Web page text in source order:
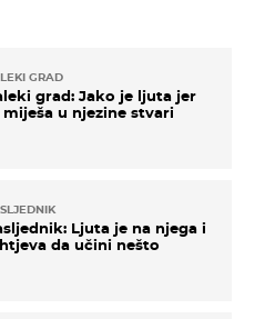
GRAD
grad: Jako je ljuta jer
miješa u njezine stvari
Ljuta je na njega i
da učini nešto